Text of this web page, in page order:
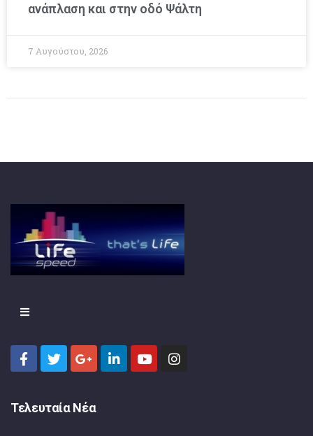
ανάπλαση και στην οδό Ψάλτη
7 Αυγούστου, 2026
Τελευταία Νέα